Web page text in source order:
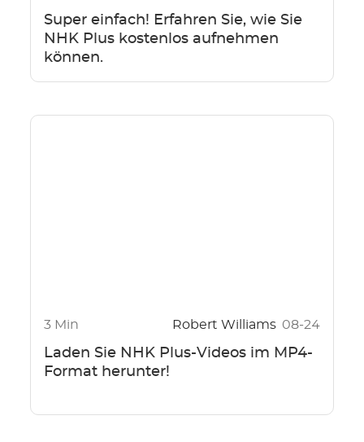
Super einfach! Erfahren Sie, wie Sie
NHK Plus kostenlos aufnehmen
können.
3 Min Robert Williams 08-24
Laden Sie NHK Plus-Videos im MP4-
Format herunter!